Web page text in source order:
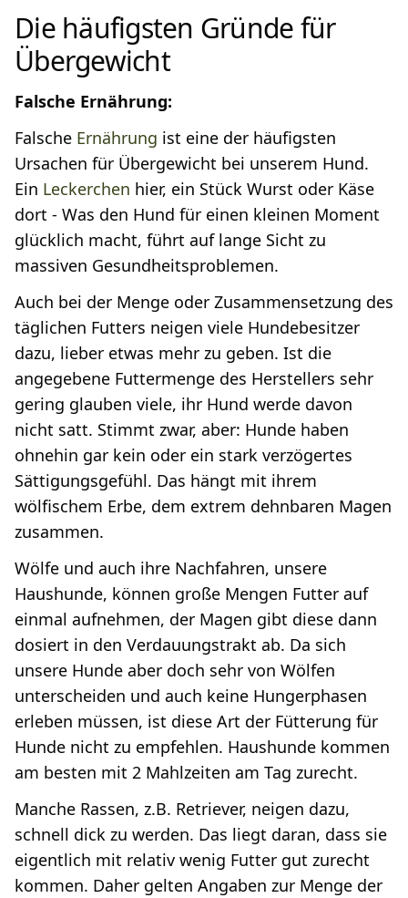
Die häufigsten Gründe für
Übergewicht
Falsche Ernährung:
Falsche Ernährung ist eine der häufigsten
Ursachen für Übergewicht bei unserem Hund.
Ein Leckerchen hier, ein Stück Wurst oder Käse
dort - Was den Hund für einen kleinen Moment
glücklich macht, führt auf lange Sicht zu
massiven Gesundheitsproblemen.
Auch bei der Menge oder Zusammensetzung des
täglichen Futters neigen viele Hundebesitzer
dazu, lieber etwas mehr zu geben. Ist die
angegebene Futtermenge des Herstellers sehr
gering glauben viele, ihr Hund werde davon
nicht satt. Stimmt zwar, aber: Hunde haben
ohnehin gar kein oder ein stark verzögertes
Sättigungsgefühl. Das hängt mit ihrem
wölfischem Erbe, dem extrem dehnbaren Magen
zusammen.
Wölfe und auch ihre Nachfahren, unsere
Haushunde, können große Mengen Futter auf
einmal aufnehmen, der Magen gibt diese dann
dosiert in den Verdauungstrakt ab. Da sich
unsere Hunde aber doch sehr von Wölfen
unterscheiden und auch keine Hungerphasen
erleben müssen, ist diese Art der Fütterung für
Hunde nicht zu empfehlen. Haushunde kommen
am besten mit 2 Mahlzeiten am Tag zurecht.
Manche Rassen, z.B. Retriever, neigen dazu,
schnell dick zu werden. Das liegt daran, dass sie
eigentlich mit relativ wenig Futter gut zurecht
kommen. Daher gelten Angaben zur Menge der